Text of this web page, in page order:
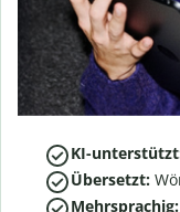
KI-
Übersetzt:
Mehrsprachig: